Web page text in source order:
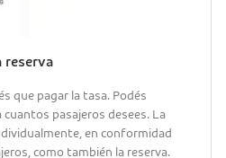
reserva
que pagar la tasa. Podés
cuantos pasajeros desees. La
en conformidad
como también la reserva.